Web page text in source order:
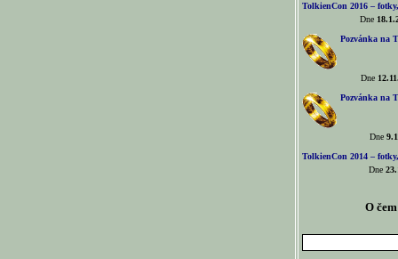
TolkienCon 2016 –
Dne
Pozvánka na
Dne
Pozvánka na
Dne
TolkienCon 2014 –
Dne
O